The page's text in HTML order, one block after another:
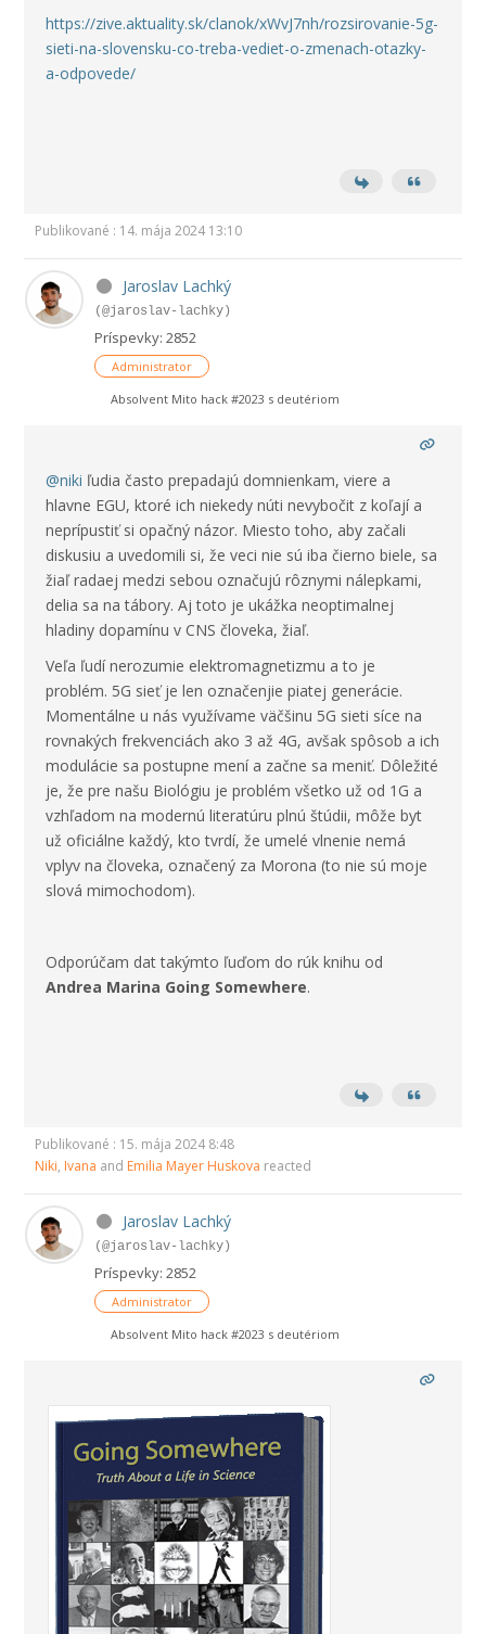
https://zive.aktuality.sk/clanok/xWvJ7nh/rozsirovanie-5g-
sieti-na-slovensku-co-treba-vediet-o-zmenach-otazky-
a-odpovede/
Publikované : 14. mája 2024 13:10
Jaroslav Lachký
(@jaroslav-lachky)
Príspevky: 2852
Administrator
Absolvent Mito hack #2023 s deutériom
@niki ľudia často prepadajú domnienkam, viere a
hlavne EGU, ktoré ich niekedy núti nevybočit z koľají a
neprípustiť si opačný názor. Miesto toho, aby začali
diskusiu a uvedomili si, že veci nie sú iba čierno biele, sa
žiaľ radaej medzi sebou označujú rôznymi nálepkami,
delia sa na tábory. Aj toto je ukážka neoptimalnej
hladiny dopamínu v CNS človeka, žiaľ.
Veľa ľudí nerozumie elektromagnetizmu a to je
problém. 5G sieť je len označenjie piatej generácie.
Momentálne u nás využívame väčšinu 5G sieti síce na
rovnakých frekvenciách ako 3 až 4G, avšak spôsob a ich
modulácie sa postupne mení a začne sa meniť. Dôležité
je, že pre našu Biológiu je problém všetko už od 1G a
vzhľadom na modernú literatúru plnú štúdii, môže byt
už oficiálne každý, kto tvrdí, že umelé vlnenie nemá
vplyv na človeka, označený za Morona (to nie sú moje
slová mimochodom).
Odporúčam dat takýmto ľuďom do rúk knihu od
Andrea Marina Going Somewhere.
Publikované : 15. mája 2024 8:48
Niki, Ivana and Emilia Mayer Huskova reacted
Jaroslav Lachký
(@jaroslav-lachky)
Príspevky: 2852
Administrator
Absolvent Mito hack #2023 s deutériom